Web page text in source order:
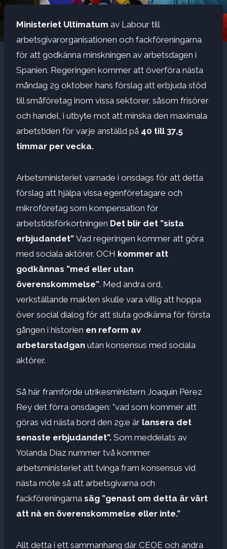
Ministeriet Ultimatum av Labour till
arbetsgivarorganisationen och fackföreningarna
för att godkänna minskningen av arbetsdagen i
Spanien. Regeringen kommer att överföra nästa
måndag 29 oktober hans förslag att erbjuda stöd
till småföretag inom vissa sektorer, såsom frisörer
och handel, i utbyte mot att minska den maximala
arbetstiden för varje anställd på 40 till 37,5
timmar per vecka.
Arbetsministeriet varnade i onsdags för att detta
förslag att hjälpa vissa egenföretagare och
mikroföretag som kompensation för
arbetstidsförkortningen Det blir det ”sista
erbjudandet” Vad regeringen kommer att göra
med sociala aktörer. OCH kommer att
godkännas ”med eller utan
överenskommelse”. Med andra ord,
verkställande makten skulle vara villig att hoppa
över social dialog för att sluta godkänna för första
gången i historien en reform av
arbetarstadgan utan konsensus med sociala
aktörer.
Så här framförde utrikesministern Joaquín Pérez
Rey det förra onsdagen: ”vad som kommer att
göras vid nästa bord den 29:e är lansera det
senaste erbjudandet”. Som meddelats av
Yolanda Díaz nummer två kommer
arbetsministeriet att tvinga fram konsensus vid
nästa möte så att arbetsgivarna och
fackföreningarna säg ”genast om detta är värt
att nå en överenskommelse eller inte.”
Allt detta i ett sammanhang där CEOE och andra